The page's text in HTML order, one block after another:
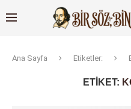
Ana Sayfa Etiketler:
ETIKET: